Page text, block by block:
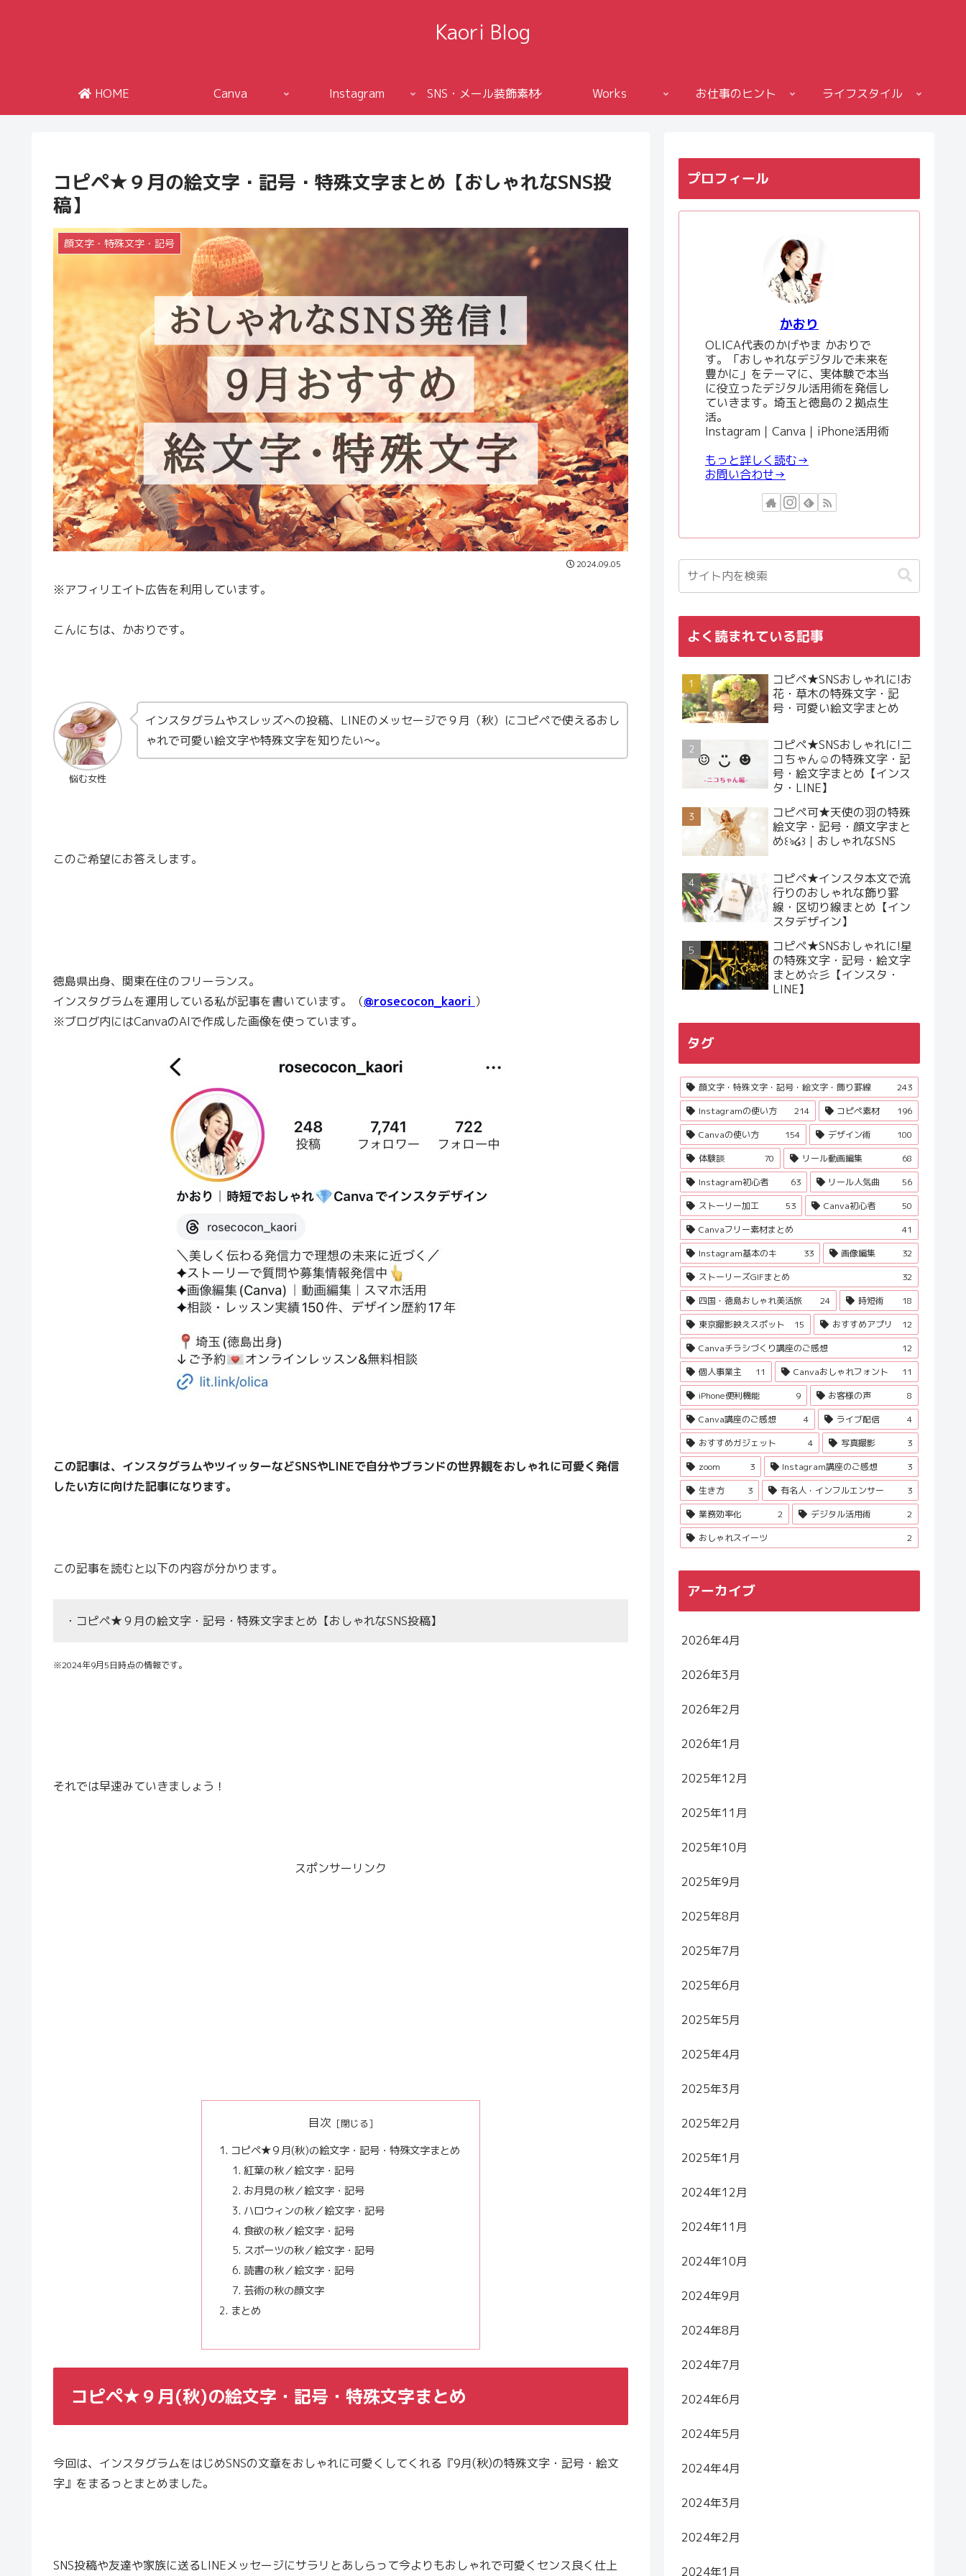
Kaori Blog
HOME Canva Instagram SNS・メール装飾素材 Works お仕事のヒント ライフスタイル
コピペ★９月の絵文字・記号・特殊文字まとめ【おしゃれなSNS投
稿】
顔文字・特殊文字・記号
2024.09.05
※アフィリエイト広告を利用しています。
こんにちは、かおりです。
悩む女性
インスタグラムやスレッズへの投稿、LINEのメッセージで９月（秋）にコピペで使えるおし
ゃれで可愛い絵文字や特殊文字を知りたい〜。
このご希望にお答えします。
徳島県出身、関東在住のフリーランス。
インスタグラムを運用している私が記事を書いています。（@rosecocon_kaori ）
※ブログ内にはCanvaのAIで作成した画像を使っています。
この記事は、インスタグラムやツイッターなどSNSやLINEで自分やブランドの世界観をおしゃれに可愛く発信
したい方に向けた記事になります。
この記事を読むと以下の内容が分かります。
・コピペ★９月の絵文字・記号・特殊文字まとめ【おしゃれなSNS投稿】
※2024年9月5日時点の情報です。
それでは早速みていきましょう！
スポンサーリンク
目次
コピペ★９月(秋)の絵文字・記号・特殊文字まとめ
紅葉の秋／絵文字・記号
お月見の秋／絵文字・記号
ハロウィンの秋／絵文字・記号
食欲の秋／絵文字・記号
スポーツの秋／絵文字・記号
読書の秋／絵文字・記号
芸術の秋の顔文字
まとめ
コピペ★９月(秋)の絵文字・記号・特殊文字まとめ
今回は、インスタグラムをはじめSNSの文章をおしゃれに可愛くしてくれる『9月(秋)の特殊文字・記号・絵文
字』をまるっとまとめました。
SNS投稿や友達や家族に送るLINEメッセージにサラリとあしらって今よりもおしゃれで可愛くセンス良く仕上
プロフィール
かおり
OLICA代表のかげやま かおりで
す。「おしゃれなデジタルで未来を
豊かに」をテーマに、実体験で本当
に役立ったデジタル活用術を発信し
ていきます。埼玉と徳島の２拠点生
活。
Instagram｜Canva｜iPhone活用術
もっと詳しく読む→
お問い合わせ→
よく読まれている記事
コピペ★SNSおしゃれに!お
花・草木の特殊文字・記
号・可愛い絵文字まとめ
コピペ★SNSおしゃれに!ニ
コちゃん☺︎の特殊文字・記
号・絵文字まとめ【インス
タ・LINE】
コピペ可★天使の羽の特殊
絵文字・記号・顔文字まと
め꒰ঌ໒꒱｜おしゃれなSNS
コピペ★インスタ本文で流
行りのおしゃれな飾り罫
線・区切り線まとめ【イン
スタデザイン】
コピペ★SNSおしゃれに!星
の特殊文字・記号・絵文字
まとめ☆彡【インスタ・
LINE】
タグ
顔文字・特殊文字・記号・絵文字・飾り罫線
243
Instagramの使い方
214 コピペ素材
196
Canvaの使い方
154 デザイン術
100
体験談
70 リール動画編集
68
Instagram初心者
63 リール人気曲
56
ストーリー加工
53 Canva初心者
50
Canvaフリー素材まとめ
41
Instagram基本のキ
33 画像編集
32
ストーリーズGIFまとめ
32
四国・徳島おしゃれ美活旅
24 時短術
18
東京撮影映えスポット
15 おすすめアプリ
12
Canvaチラシづくり講座のご感想
12
個人事業主
11 Canvaおしゃれフォント
11
iPhone便利機能
9 お客様の声
8
Canva講座のご感想
4 ライブ配信
4
おすすめガジェット
4 写真撮影
3
zoom
3 Instagram講座のご感想
3
生き方
3 有名人・インフルエンサー
3
業務効率化
2 デジタル活用術
2
おしゃれスイーツ
2
アーカイブ
2026年4月
2026年3月
2026年2月
2026年1月
2025年12月
2025年11月
2025年10月
2025年9月
2025年8月
2025年7月
2025年6月
2025年5月
2025年4月
2025年3月
2025年2月
2025年1月
2024年12月
2024年11月
2024年10月
2024年9月
2024年8月
2024年7月
2024年6月
2024年5月
2024年4月
2024年3月
2024年2月
2024年1月